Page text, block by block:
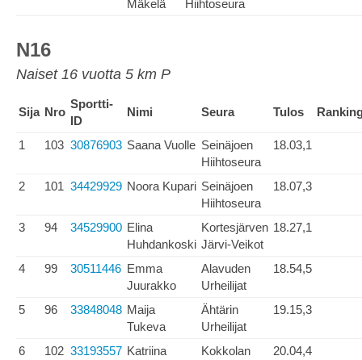
Mäkelä Hiihtoseura
N16
Naiset 16 vuotta 5 km P
Sija Nro
Sportti-
ID
Nimi Seura Tulos
1 103 30876903 Saana Vuolle Seinäjoen
Hiihtoseura
18.03,1
2 101 34429929 Noora Kupari Seinäjoen
Hiihtoseura
18.07,3
3 94 34529900 Elina
Huhdankoski
Kortesjärven
Järvi-Veikot
18.27,1
4 99 30511446 Emma
Juurakko
Alavuden
Urheilijat
18.54,5
5 96 33848048 Maija
Tukeva
Ähtärin
Urheilijat
19.15,3
6 102 33193557 Katriina
Kokkolan
20.04,4